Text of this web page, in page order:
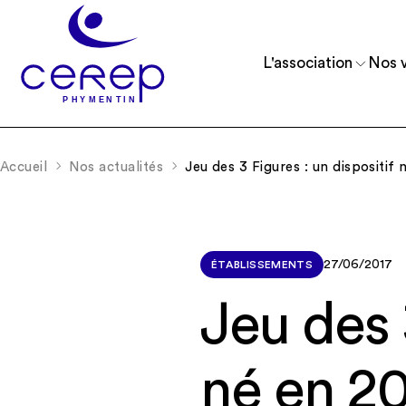
L'association
Reconnue d’utilité publique depuis 1975,
Nos
Accueillir et accompagner des enfants,
Accueil Nos actualités Jeu des 3 Figures : un dispositif
ÉTABLISSEMENTS 27/06/2017
Jeu
né en